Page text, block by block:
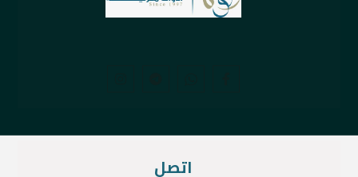
اتصل